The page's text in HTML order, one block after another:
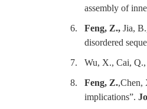
assembly of
6.
Feng, Z., Jia,
disordered
7.
Wu, X., Cai, Q.,
8.
Feng, Z.,Chen,
implications”.